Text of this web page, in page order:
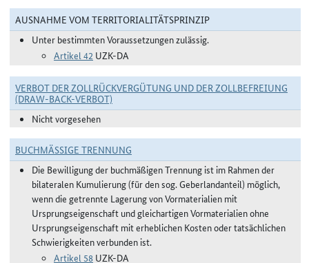
AUSNAHME VOM TERRITORIALITÄTSPRINZIP
Unter bestimmten Voraussetzungen zulässig.
Artikel 42 UZK-DA
VERBOT DER ZOLLRÜCKVERGÜTUNG UND DER ZOLLBEFREIUNG
(DRAW-BACK-VERBOT)
Nicht vorgesehen
BUCHMÄSSIGE TRENNUNG
Die Bewilligung der buchmäßigen Trennung ist im Rahmen der
bilateralen Kumulierung (für den sog. Geberlandanteil) möglich,
wenn die getrennte Lagerung von Vormaterialien mit
Ursprungseigenschaft und gleichartigen Vormaterialien ohne
Ursprungseigenschaft mit erheblichen Kosten oder tatsächlichen
Schwierigkeiten verbunden ist.
Artikel 58 UZK-DA